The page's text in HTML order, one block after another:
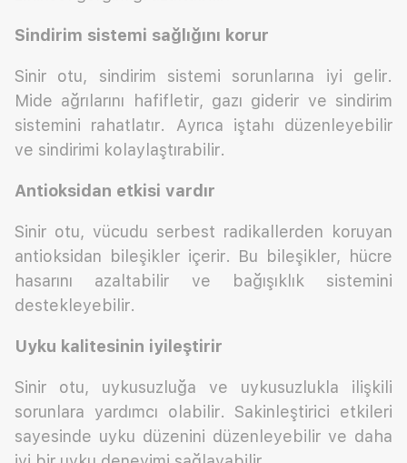
Sindirim sistemi sağlığını korur
Sinir otu, sindirim sistemi sorunlarına iyi gelir.
Mide ağrılarını hafifletir, gazı giderir ve sindirim
sistemini rahatlatır. Ayrıca iştahı düzenleyebilir
ve sindirimi kolaylaştırabilir.
Antioksidan etkisi vardır
Sinir otu, vücudu serbest radikallerden koruyan
antioksidan bileşikler içerir. Bu bileşikler, hücre
hasarını azaltabilir ve bağışıklık sistemini
destekleyebilir.
Uyku kalitesinin iyileştirir
Sinir otu, uykusuzluğa ve uykusuzlukla ilişkili
sorunlara yardımcı olabilir. Sakinleştirici etkileri
sayesinde uyku düzenini düzenleyebilir ve daha